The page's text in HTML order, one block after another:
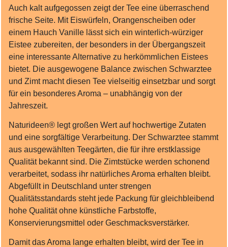
Auch kalt aufgegossen zeigt der Tee eine überraschend
frische Seite. Mit Eiswürfeln, Orangenscheiben oder
einem Hauch Vanille lässt sich ein winterlich‑würziger
Eistee zubereiten, der besonders in der Übergangszeit
eine interessante Alternative zu herkömmlichen Eistees
bietet. Die ausgewogene Balance zwischen Schwarztee
und Zimt macht diesen Tee vielseitig einsetzbar und sorgt
für ein besonderes Aroma – unabhängig von der
Jahreszeit.
Naturideen® legt großen Wert auf hochwertige Zutaten
und eine sorgfältige Verarbeitung. Der Schwarztee stammt
aus ausgewählten Teegärten, die für ihre erstklassige
Qualität bekannt sind. Die Zimtstücke werden schonend
verarbeitet, sodass ihr natürliches Aroma erhalten bleibt.
Abgefüllt in Deutschland unter strengen
Qualitätsstandards steht jede Packung für gleichbleibend
hohe Qualität ohne künstliche Farbstoffe,
Konservierungsmittel oder Geschmacksverstärker.
Damit das Aroma lange erhalten bleibt, wird der Tee in